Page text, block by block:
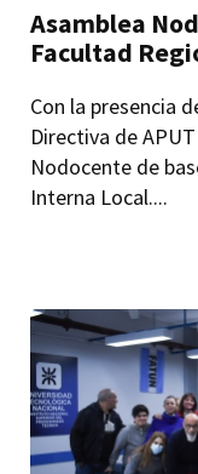
Asamblea
Facultad
Con la presencia
Directiva de
Nodocente de
Interna Local....